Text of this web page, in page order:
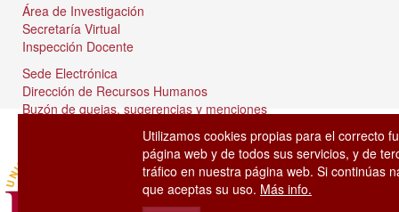
Área de Investigación
Secretaría Virtual
Inspección Docente
Sede Electrónica
Dirección de Recursos Humanos
Buzón de quejas, sugerencias y menciones
Utilizamos cookies propias para el correcto
página web y de todos sus servicios, y de
tráfico en nuestra página web. Si continúas
que aceptas su uso. Más info.